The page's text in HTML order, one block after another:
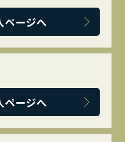
ページへ
ページへ